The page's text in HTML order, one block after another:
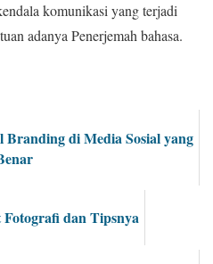
komunikasi yang terjadi
adanya Penerjemah bahasa.
di Media Sosial yang
dan Tipsnya